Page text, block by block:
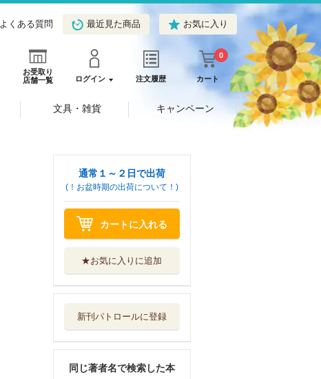
よくある質問 最近見た商品 お気に入り
お受取り
店舗一覧
ログイン 注文履歴 カート
0
文具・雑貨 キャンペーン
通常１～２日で出荷
(！お盆時期の出荷について！)
カートに入れる
★お気に入りに追加
新刊パトロールに登録
同じ著者名で検索した本
ラブファントム
１２
ラブファントム
小学館
ラブファントム